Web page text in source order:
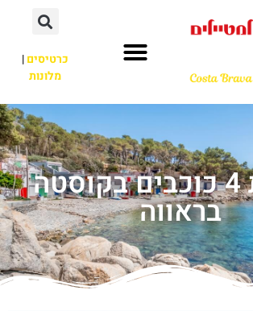
כרטיסים|
מלונות
מלונות 4 כוכבים בקוסטה
בראווה